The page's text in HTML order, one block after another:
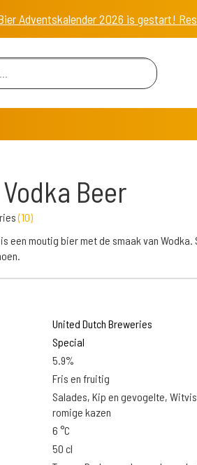
Adventskalender 2026 is gestart!
Beer
(10)
een moutig bier met de smaak van
United Dutch Breweries
Special
5.9%
Fris en fruitig
Salades, Kip en gevogelte,
romige kazen
6 °C
50 cl